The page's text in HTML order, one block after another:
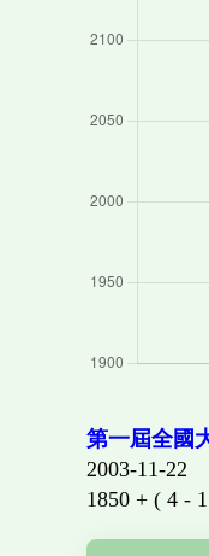
第一屆全國
2003-11-22
1850 + ( 4 -